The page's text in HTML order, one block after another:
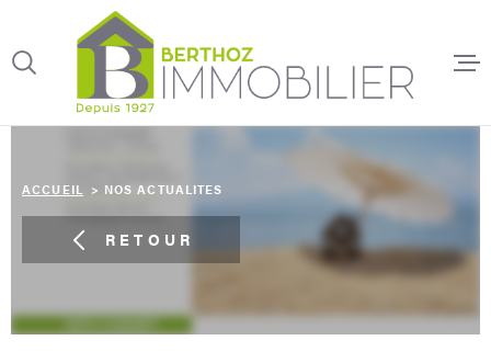
lamenu
contenu
SYNDIC DE
GESTION
ACCUEIL NOS ACTUALITES
RETOUR